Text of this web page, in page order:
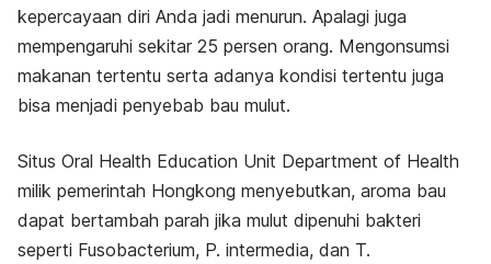
kepercayaan diri Anda jadi menurun. Apalagi juga
mempengaruhi sekitar 25 persen orang. Mengonsumsi
makanan tertentu serta adanya kondisi tertentu juga
bisa menjadi penyebab bau mulut.
Situs Oral Health Education Unit Department of Health
milik pemerintah Hongkong menyebutkan, aroma bau
dapat bertambah parah jika mulut dipenuhi bakteri
seperti Fusobacterium, P. intermedia, dan T.